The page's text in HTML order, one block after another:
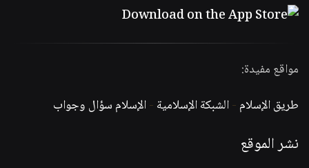
مواقع مفيدة:
طريق الإسلام -الشبكة الإسلامية -الإسلام سؤال وجواب
نشر الموقع